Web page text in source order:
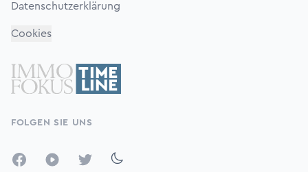
Datenschutzerklärung
Cookies
FOLGEN SIE UNS
FacebookYouTubeTwitter